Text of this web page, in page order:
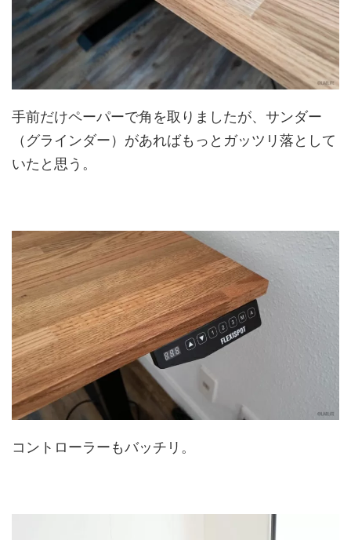
手前だけペーパーで角を取りましたが、サンダー
（グラインダー）があればもっとガッツリ落として
いたと思う。
コントローラーもバッチリ。